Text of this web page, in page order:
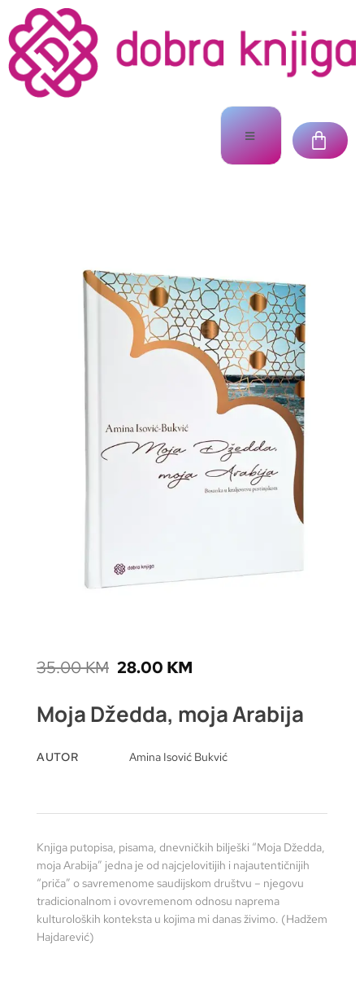
35.00KM 28.00 KM
Moja Džedda, moja Arabija
AUTOR Amina Isović Bukvić
Knjiga putopisa, pisama, dnevničkih bilješki “Moja Džedda,
moja Arabija” jedna je od najcjelovitijih i najautentičnijih
“priča” o savremenome saudijskom društvu – njegovu
tradicionalnom i ovovremenom odnosu naprema
kulturoloških konteksta u kojima mi danas živimo. (Hadžem
Hajdarević)